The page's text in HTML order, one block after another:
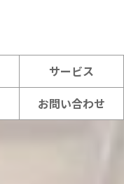
サービス
お問い合わせ